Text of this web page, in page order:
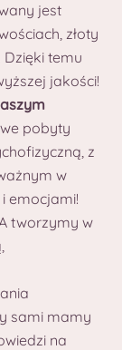
jest
złoty
Dzięki temu
jakości!
pobyty
z
w
emocjami!
tworzymy w
sami mamy
na